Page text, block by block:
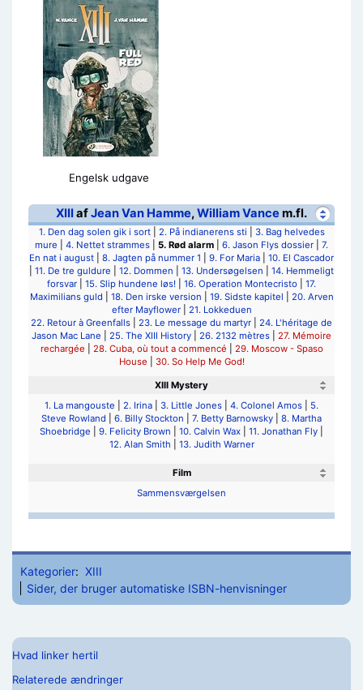
Engelsk udgave
XIIIafJean Van Hamme,William Vance m.fl.
1. Den dag solen gik i sort| 2. På indianerens sti
3. Bag helvedes
mure
4. Nettet strammes 5. Rød alarm 6. Jason Flys dossier
7.
En nat i august
8. Jagten på nummer 1 9. For Maria
10. El Cascador
11. De tre guldure 12. Dommen 13. Undersøgelsen
14. Hemmeligt
forsvar
15. Slip hundene løs! 16. Operation Montecristo
17.
Maximilians guld
18. Den irske version 19. Sidste kapitel
20. Arven
efter Mayflower| 21. Lokkeduen
22. Retour à Greenfalls
23. Le message du martyr
24. L'héritage de
Jason Mac Lane
25. The XIII History 26. 2132 mètres
27. Mémoire
rechargée
28. Cuba, où tout a commencé
29. Moscow - Spaso
House
30. So Help Me God!
XIII Mystery
1. La mangouste
2. Irina 3. Little Jones 4. Colonel Amos
5.
Steve Rowland
6. Billy Stockton 7. Betty Barnowsky
8. Martha
Shoebridge
9. Felicity Brown 10. Calvin Wax 11. Jonathan Fly
12. Alan Smith
13. Judith Warner
Film
Sammensværgelsen
Kategorier: XIII
Sider, der bruger automatiske ISBN-henvisninger
Hvad linker hertil
Relaterede ændringer